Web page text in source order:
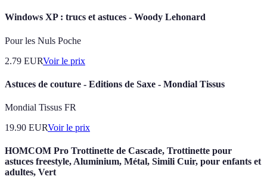
Windows XP : trucs et astuces - Woody Lehonard
Pour les Nuls Poche
2.79 EURVoir le prix
Astuces de couture - Editions de Saxe - Mondial Tissus
Mondial Tissus FR
19.90 EURVoir le prix
HOMCOM Pro Trottinette de Cascade, Trottinette pour
astuces freestyle, Aluminium, Métal, Simili Cuir, pour enfants et
adultes, Vert